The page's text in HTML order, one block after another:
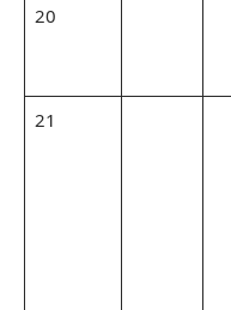
20
21